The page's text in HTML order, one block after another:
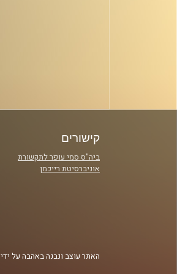
קישורים
ביה"ס סמי עופר לתקשורת
אוניברסיטת רייכמן
האתר עוצב ונבנה באהבה על ידי